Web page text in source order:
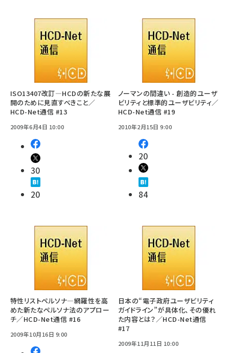
ISO13407改訂―HCDの新たな展
開のために見直すべきこと／
HCD-Net通信 #13
2009年6月4日 10:00
30
20
ノーマンの間違い - 創造的ユーザ
ビリティと標準的ユーザビリティ／
HCD-Net通信 #19
2010年2月15日 9:00
20
84
特性リストペルソナ―網羅性を高
めた新たなペルソナ法のアプロー
チ／HCD-Net通信 #16
2009年10月16日 9:00
日本の“電子政府ユーザビリティ
ガイドライン”が具体化、その優れ
た内容とは？／HCD-Net通信
#17
2009年11月11日 10:00